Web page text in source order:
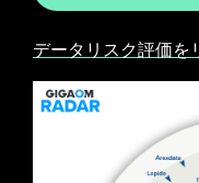
データリスク評価を
Image